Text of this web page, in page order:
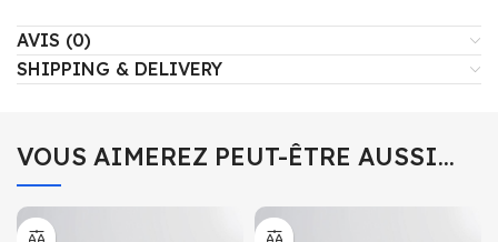
AVIS (0)
SHIPPING & DELIVERY
VOUS AIMEREZ PEUT-ÊTRE AUSSI…